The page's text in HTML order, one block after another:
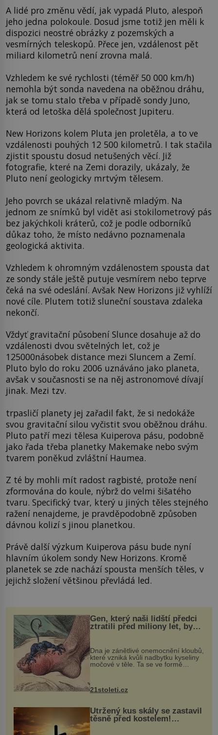
A lidé pro změnu vědí, jak vypadá Pluto, alespoň
jeho jedna polokoule. Dosud jsme totiž jen měli k
dispozici neostré obrázky z pozemských a
vesmírných teleskopů. Přece jen, vzdálenost pět
miliard kilometrů není zrovna malá.
Vzhledem ke své rychlosti (téměř 50 000 km/h)
nemohla být sonda navedena na oběžnou dráhu,
jak se tomu stalo třeba v případě sondy Juno,
která od letoška dělá společnost Jupiteru.
New Horizons kolem Pluta jen proletěla, a to ve
vzdálenosti pouhých 12 500 kilometrů. I tak stačila
zjistit spoustu dosud netušených věcí. Již
fotografie, které na Zemi dorazily, ukázaly, že
Pluto není geologicky mrtvým tělesem.
Jeho povrch se ukázal relativně mladým. Na
jednom ze snímků byl vidět asi stokilometrový pás
bez jakýchkoli kráterů, což je podle odborníků
důkaz toho, že místo nedávno poznamenala
geologická aktivita.
Vzhledem k ohromným vzdálenostem spousta dat
ze sondy stále ještě putuje vesmírem nebo teprve
čeká na své odeslání. Avšak New Horizons již vyhlíží
nové cíle. Plutem totiž sluneční soustava zdaleka
nekončí.
Vždyť gravitační působení Slunce dosahuje až do
vzdálenosti dvou světelných let, což je
125000násobek distance mezi Sluncem a Zemí.
Pluto bylo do roku 2006 uznáváno jako planeta,
avšak v současnosti se na něj astronomové dívají
jinak. Mezi tzv.
trpasličí planety jej zařadil fakt, že si nedokáže
svou gravitační silou vyčistit svou oběžnou dráhu.
Pluto patří mezi tělesa Kuiperova pásu, podobně
jako řada třeba planetky Makemake nebo svým
tvarem poněkud zvláštní Haumea.
Z té by mohli mít radost ragbisté, protože není
zformována do koule, nýbrž do velmi šišatého
tvaru. Specifický tvar, který u jiných těles stejného
ražení nenajdeme, je pravděpodobně způsoben
dávnou kolizí s jinou planetkou.
Právě další výzkum Kuiperova pásu bude nyní
hlavním úkolem sondy New Horizons. Kromě
planetek se zde nachází spousta menších těles, v
jejichž složení většinou převládá led.
Gen, který naši lidští předci
ztratili před miliony let, by
mohl pomoci s léčbou
„nemoci králů“
Dna je zánětlivé onemocnění kloubů,
které vzniká kvůli nadbytku kyseliny
močové v těle. Ta se ve formě
nohou, a způsobuje bole...
21stoleti.cz
Utržený kus skály se zastavil
těsně před kostelem!
Ochránila ho boží síla?